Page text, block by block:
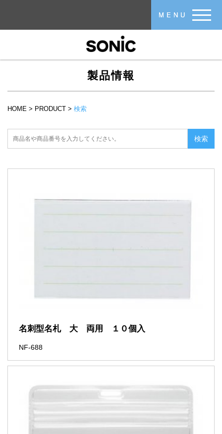
MENU
製品情報
HOME > PRODUCT > 検索
名刺型名札 大 両用 １０個入
NF-688